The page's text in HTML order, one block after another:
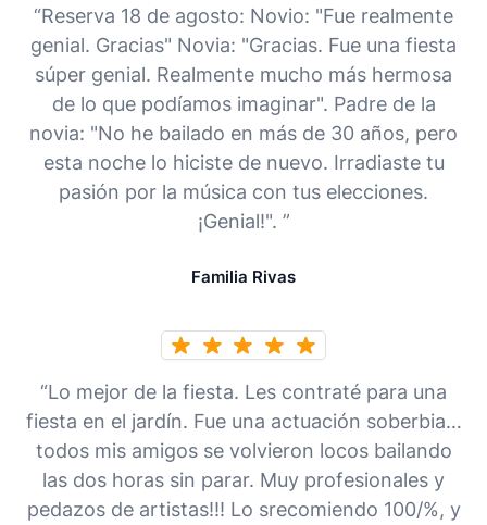
“Reserva 18 de agosto: Novio: "Fue realmente
genial. Gracias" Novia: "Gracias. Fue una fiesta
súper genial. Realmente mucho más hermosa
de lo que podíamos imaginar". Padre de la
novia: "No he bailado en más de 30 años, pero
esta noche lo hiciste de nuevo. Irradiaste tu
pasión por la música con tus elecciones.
¡Genial!". ”
Familia Rivas
“Lo mejor de la fiesta. Les contraté para una
fiesta en el jardín. Fue una actuación soberbia…
todos mis amigos se volvieron locos bailando
las dos horas sin parar. Muy profesionales y
pedazos de artistas!!! Lo srecomiendo 100/%, y